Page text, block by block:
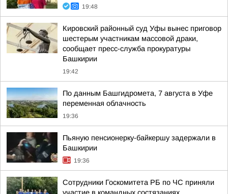
19:48
Кировский районный суд Уфы вынес приговор
шестерым участникам массовой драки,
сообщает пресс-служба прокуратуры
Башкирии
19:42
По данным Башгидромета, 7 августа в Уфе
переменная облачность
19:36
Пьяную пенсионерку-байкершу задержали в
Башкирии
19:36
Сотрудники Госкомитета РБ по ЧС приняли